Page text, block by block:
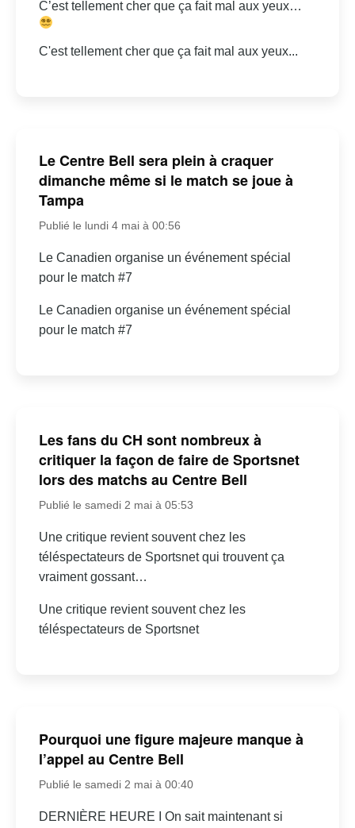
C’est tellement cher que ça fait mal aux yeux…
C'est tellement cher que ça fait mal aux yeux...
Le Centre Bell sera plein à craquer
dimanche même si le match se joue à
Tampa
Publié le lundi 4 mai à 00:56
Le Canadien organise un événement spécial
pour le match #7
Le Canadien organise un événement spécial
pour le match #7
Les fans du CH sont nombreux à
critiquer la façon de faire de Sportsnet
lors des matchs au Centre Bell
Publié le samedi 2 mai à 05:53
Une critique revient souvent chez les
téléspectateurs de Sportsnet qui trouvent ça
vraiment gossant…
Une critique revient souvent chez les
téléspectateurs de Sportsnet
Pourquoi une figure majeure manque à
l’appel au Centre Bell
Publié le samedi 2 mai à 00:40
DERNIÈRE HEURE I On sait maintenant si